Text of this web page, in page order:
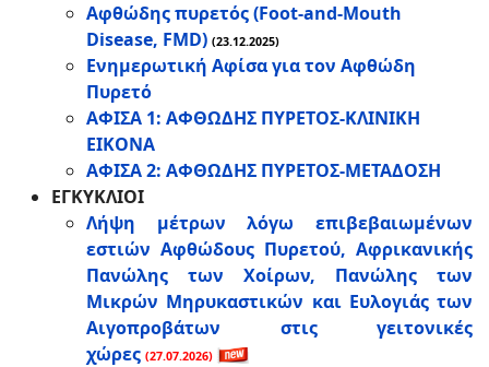
Αφθώδης πυρετός (Foot-and-Mouth
Disease, FMD) (23.12.2025)
Ενημερωτική Αφίσα για τον Αφθώδη
Πυρετό
ΑΦΙΣΑ 1: ΑΦΘΩΔΗΣ ΠΥΡΕΤΟΣ-ΚΛΙΝΙΚΗ
ΕΙΚΟΝΑ
ΑΦΙΣΑ 2: ΑΦΘΩΔΗΣ ΠΥΡΕΤΟΣ-ΜΕΤΑΔΟΣΗ
ΕΓΚΥΚΛΙΟΙ
Λήψη μέτρων λόγω επιβεβαιωμένων
εστιών Αφθώδους Πυρετού, Αφρικανικής
Πανώλης των Χοίρων, Πανώλης των
Μικρών Μηρυκαστικών και Ευλογιάς των
Αιγοπροβάτων στις γειτονικές
χώρες (27.07.2026)